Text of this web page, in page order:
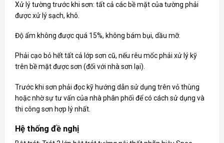
Xử lý tường trước khi sơn: tất cả các bề mặt của tường phải
được xử lý sạch, khô.
Độ ẩm không được quá 15%, không bám bụi, dầu mỡ.
Phải cạo bỏ hết tất cả lớp sơn cũ, nếu rêu mốc phải xử lý kỹ
trên bề mặt được sơn (đối với nhà sơn lại).
Trước khi sơn phải đọc kỹ hướng dẫn sử dụng trên vỏ thùng
hoặc nhờ sự tư vấn của nhà phân phối để có cách sử dụng và
thi công sơn hợp lý nhất.
Hệ thống đề nghị